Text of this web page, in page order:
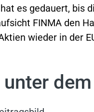
es gedauert, bis
FINMA den
wieder in der